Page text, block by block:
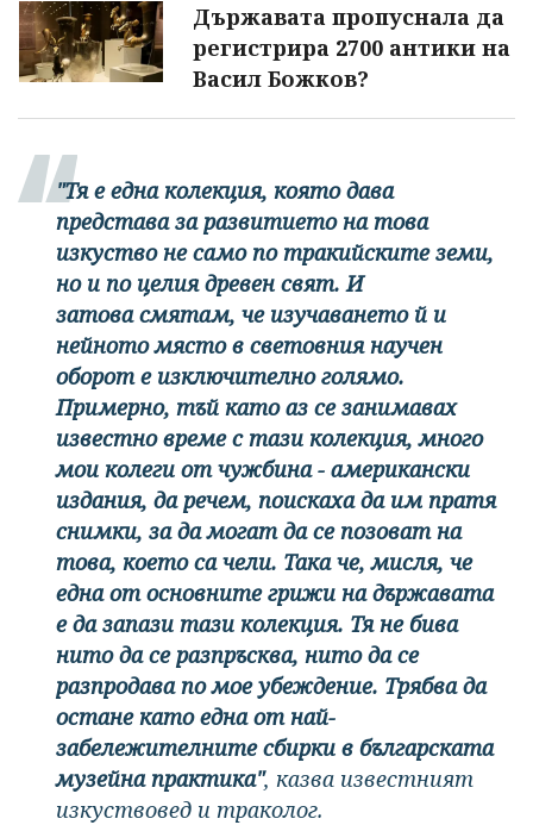
Държавата пропуснала да
регистрира 2700 антики на
Васил Божков?
"Тя е една колекция, която дава
представа за развитието на това
изкуство не само по тракийските земи,
но и по целия древен свят. И
затова смятам, че изучаването й и
нейното място в световния научен
оборот е изключително голямо.
Примерно, тъй като аз се занимавах
известно време с тази колекция, много
мои колеги от чужбина - американски
издания, да речем, поискаха да им пратя
снимки, за да могат да се позоват на
това, което са чели. Така че, мисля, че
една от основните грижи на държавата
е да запази тази колекция. Тя не бива
нито да се разпръсква, нито да се
разпродава по мое убеждение. Трябва да
остане като една от най-
забележителните сбирки в българската
музейна практика", казва известният
изкуствовед и траколог.